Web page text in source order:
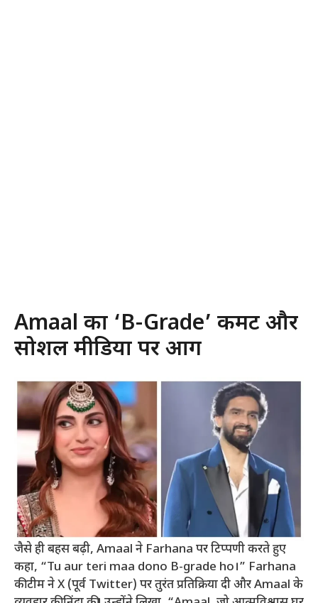
Amaal का ‘B-Grade’ कमेंट और
सोशल मीडिया पर आग
जैसे ही बहस बढ़ी, Amaal ने Farhana पर टिप्पणी करते हुए
कहा, “Tu aur teri maa dono B-grade ho।” Farhana
की टीम ने X (पूर्व Twitter) पर तुरंत प्रतिक्रिया दी और Amaal के